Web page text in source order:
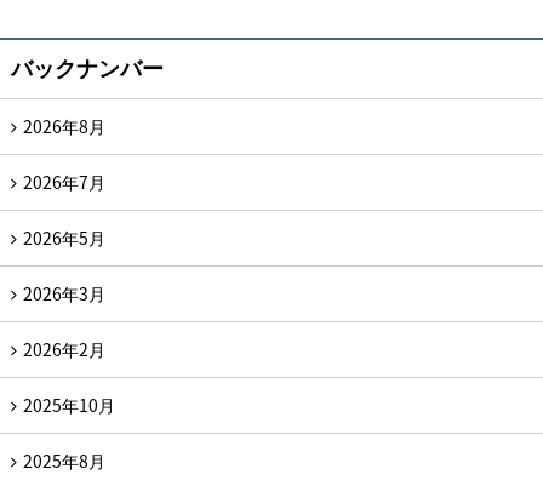
バックナンバー
2026年8月
2026年7月
2026年5月
2026年3月
2026年2月
2025年10月
2025年8月